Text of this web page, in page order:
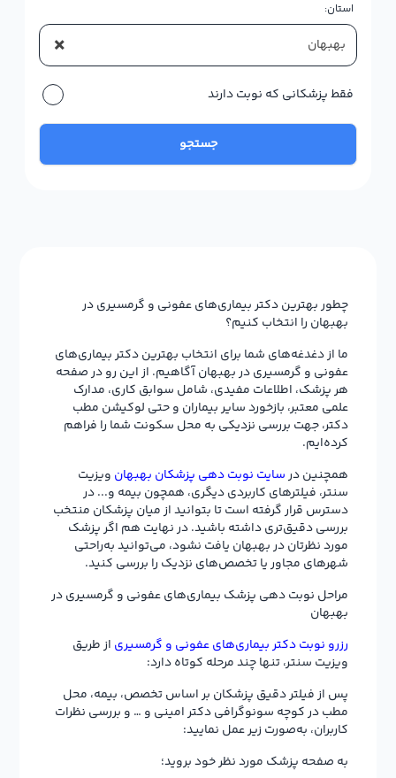
استان:
× بهبهان
فقط پزشکانی که نوبت دارند
جستجو
چطور بهترین دکتر بیماری‌های عفونی و گرمسیری در
بهبهان را انتخاب کنیم؟
ما از دغدغه‌های شما برای انتخاب بهترین دکتر بیماری‌های
عفونی و گرمسیری در بهبهان آگاهیم. از این رو در صفحه
هر پزشک، اطلاعات مفیدی، شامل سوابق کاری، مدارک
علمی معتبر، بازخورد سایر بیماران و حتی لوکیشن مطب
دکتر، جهت بررسی نزدیکی به محل سکونت شما را فراهم
کرده‌ایم.
همچنین درسایت نوبت دهی پزشکان بهبهان ویزیت
سنتر، فیلترهای کاربردی دیگری، همچون بیمه و... در
دسترس قرار گرفته است تا بتوانید از میان پزشکان منتخب
بررسی دقیق‌تری داشته باشید. در نهایت هم اگر پزشک
مورد نظرتان در بهبهان یافت نشود، می‌توانید به‌راحتی
شهرهای مجاور یا تخصص‌های نزدیک را بررسی کنید.
مراحل نوبت دهی پزشک بیماری‌های عفونی و گرمسیری در
بهبهان
رزرو نوبت دکتر بیماری‌های عفونی و گرمسیری از طریق
ویزیت سنتر، تنها چند مرحله کوتاه دارد:
پس از فیلتر دقیق پزشکان بر اساس تخصص، بیمه، محل
مطب در کوچه سونوگرافی دکتر امینی و … و بررسی نظرات
کاربران، به‌صورت زیر عمل نمایید:
به صفحه پزشک مورد نظر خود بروید؛